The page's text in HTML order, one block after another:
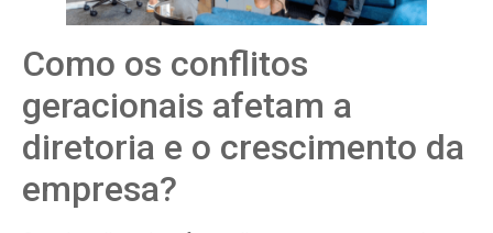
Como os conflitos
geracionais afetam a
diretoria e o crescimento da
empresa?